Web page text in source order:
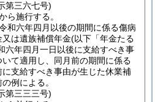
第三六七号)
ら施行する。
和六年四月以後の期間に係る傷病
は遺族補償年金(以下「年金たる
六年四月一日以後に支給すべき事
て適用し、同月前の期間に係る
支給すべき事由が生じた休業補
例による。
第三三三号)